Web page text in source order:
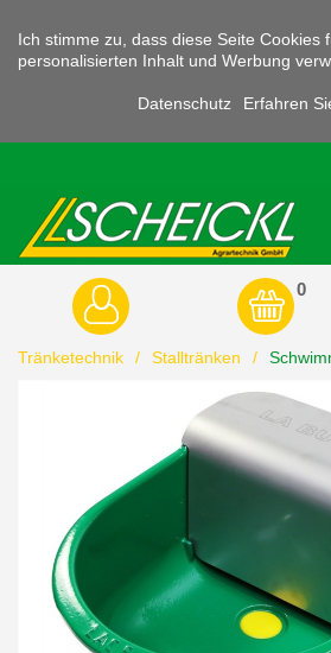
Ich stimme zu, dass diese Seite Cookies
personalisierten Inhalt und Werbung
Datenschutz Erfahren
0
Tränketechnik / Stalltränken /